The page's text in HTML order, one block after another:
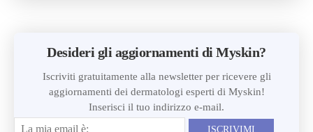
Desideri gli aggiornamenti di Myskin?
Iscriviti gratuitamente alla newsletter per ricevere gli
aggiornamenti dei dermatologi esperti di Myskin!
Inserisci il tuo indirizzo e-mail.
ISCRIVIMI